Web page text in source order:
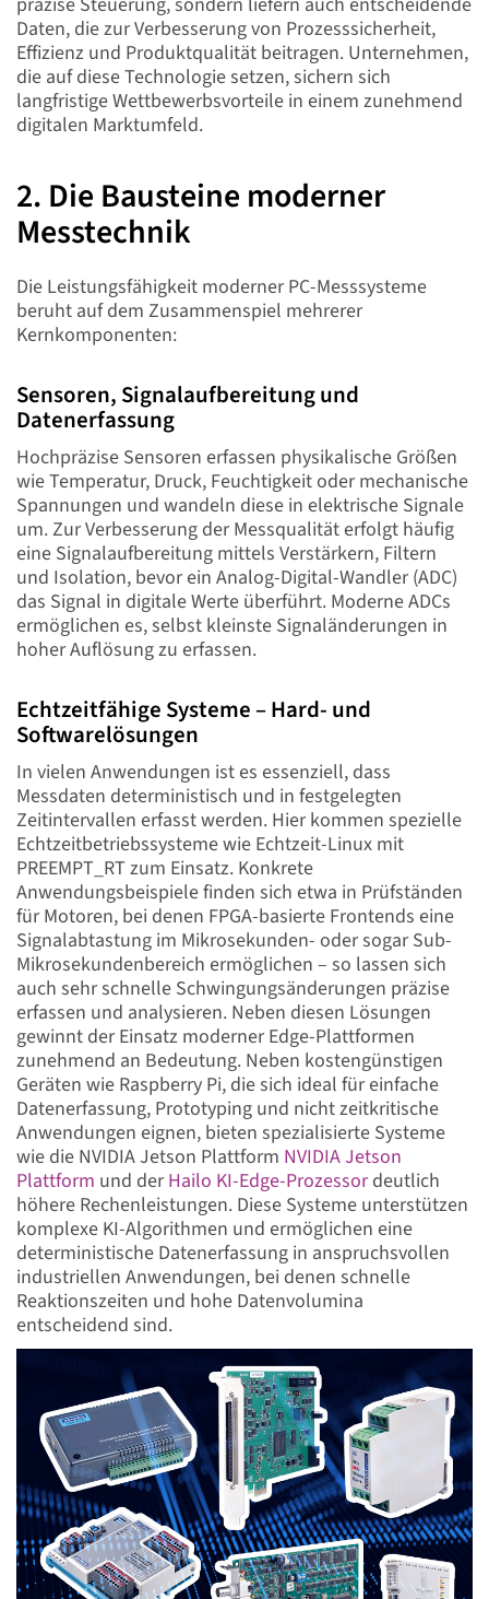
Daten, die zur Verbesserung von Prozesssicherheit,
Effizienz und Produktqualität beitragen. Unternehmen,
die auf diese Technologie setzen, sichern sich
langfristige Wettbewerbsvorteile in einem zunehmend
digitalen Marktumfeld.
2. Die Bausteine moderner
Messtechnik
Die Leistungsfähigkeit moderner PC-Messsysteme
beruht auf dem Zusammenspiel mehrerer
Kernkomponenten:
Sensoren, Signalaufbereitung und
Datenerfassung
Hochpräzise Sensoren erfassen physikalische Größen
wie Temperatur, Druck, Feuchtigkeit oder mechanische
Spannungen und wandeln diese in elektrische Signale
um. Zur Verbesserung der Messqualität erfolgt häufig
eine Signalaufbereitung mittels Verstärkern, Filtern
und Isolation, bevor ein Analog-Digital-Wandler (ADC)
das Signal in digitale Werte überführt. Moderne ADCs
ermöglichen es, selbst kleinste Signaländerungen in
hoher Auflösung zu erfassen.
Echtzeitfähige Systeme – Hard- und
Softwarelösungen
In vielen Anwendungen ist es essenziell, dass
Messdaten deterministisch und in festgelegten
Zeitintervallen erfasst werden. Hier kommen spezielle
Echtzeitbetriebssysteme wie Echtzeit-Linux mit
PREEMPT_RT zum Einsatz. Konkrete
Anwendungsbeispiele finden sich etwa in Prüfständen
für Motoren, bei denen FPGA-basierte Frontends eine
Signalabtastung im Mikrosekunden- oder sogar Sub-
Mikrosekundenbereich ermöglichen – so lassen sich
auch sehr schnelle Schwingungsänderungen präzise
erfassen und analysieren. Neben diesen Lösungen
gewinnt der Einsatz moderner Edge-Plattformen
zunehmend an Bedeutung. Neben kostengünstigen
Geräten wie Raspberry Pi, die sich ideal für einfache
Datenerfassung, Prototyping und nicht zeitkritische
Anwendungen eignen, bieten spezialisierte Systeme
wie die NVIDIA Jetson Plattform NVIDIA Jetson
Plattform und derHailo KI-Edge-Prozessordeutlich
höhere Rechenleistungen. Diese Systeme unterstützen
komplexe KI-Algorithmen und ermöglichen eine
deterministische Datenerfassung in anspruchsvollen
industriellen Anwendungen, bei denen schnelle
Reaktionszeiten und hohe Datenvolumina
entscheidend sind.